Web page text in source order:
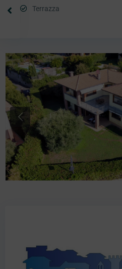
Terrazza
Previous